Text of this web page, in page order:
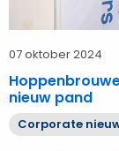
07 oktober 2024
nieuw pand
Corporate